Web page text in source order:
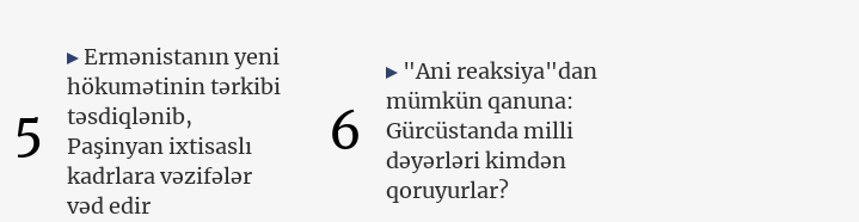
5
Ermənistanın yeni
hökumətinin tərkibi
təsdiqlənib,
Paşinyan ixtisaslı
kadrlara vəzifələr
vəd edir
6
"Ani reaksiya"dan
mümkün qanuna:
Gürcüstanda milli
dəyərləri kimdən
qoruyurlar?